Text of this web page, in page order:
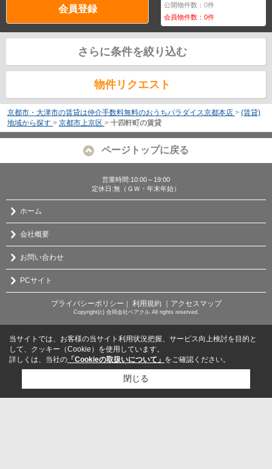
会員登録 公開物件数：0件
会員物件数：0件
さらに条件を絞り込む
物件リクエスト
京都市・大津市の賃貸は仲介手数料無料のおうちパラダイス京都本店 > (賃貸)
地域から探す > 京都市上京区 > 十四軒町の賃貸
ページトップに戻る
営業時間:10:00～19:00
定休日:無（ＧＷ・年末年始）
ホーム
会社概要
お問い合わせ
PCサイト
プライバシーポリシー ｜ 利用規約 ｜アクセスマップ
Copyright(c) 合同会社ベアクル All rights reserved.
当サイトでは、お客様の当サイト利用状況把握、サービス向上検討を目的と
して、クッキー（Cookie）を使用しています。
詳しくは、当社の 「Cookieの取扱いについて」 をご確認ください。
閉じる